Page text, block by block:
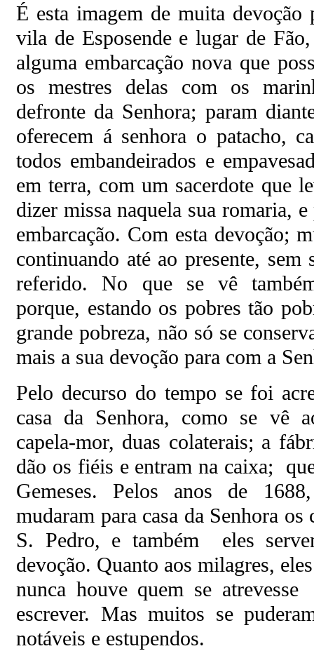
É esta imagem de muita devoção
vila de Esposende e lugar de
alguma embarcação nova que
os mestres delas com os
defronte da Senhora; param
oferecem á senhora o patacho,
todos embandeirados e
em terra, com um sacerdote que
dizer missa naquela sua romaria,
embarcação. Com esta devoção;
continuando até ao presente,
referido. No que se vê
porque, estando os pobres tão
grande pobreza, não só se
mais a sua devoção para com a
Pelo decurso do tempo se foi
casa da Senhora, como se vê
capela-mor, duas colaterais; a
dão os fiéis e entram na caixa;
Gemeses. Pelos anos de
mudaram para casa da Senhora
S. Pedro, e também eles
devoção. Quanto aos milagres,
nunca houve quem se
escrever. Mas muitos se
notáveis e estupendos.